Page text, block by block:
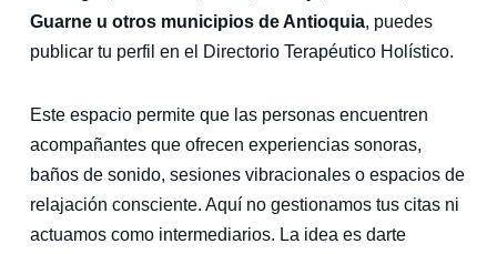
Guarne u otros municipios de Antioquia, puedes
publicar tu perfil en el Directorio Terapéutico Holístico.
Este espacio permite que las personas encuentren
acompañantes que ofrecen experiencias sonoras,
baños de sonido, sesiones vibracionales o espacios de
relajación consciente. Aquí no gestionamos tus citas ni
actuamos como intermediarios. La idea es darte